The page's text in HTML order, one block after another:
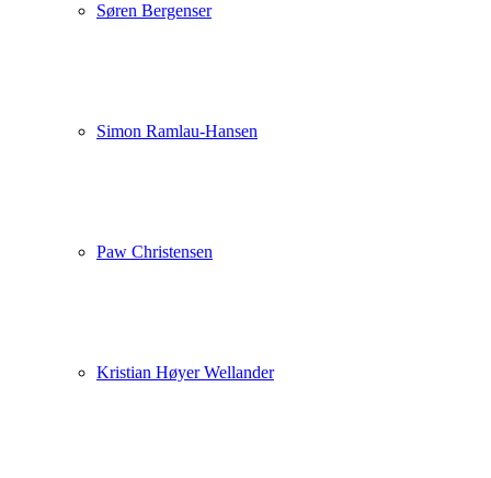
Søren Bergenser
Simon Ramlau-Hansen
Paw Christensen
Kristian Høyer Wellander